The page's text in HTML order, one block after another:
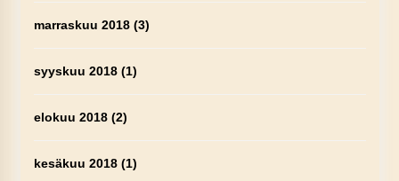
marraskuu 2018(3)
syyskuu 2018(1)
elokuu 2018(2)
kesäkuu 2018(1)